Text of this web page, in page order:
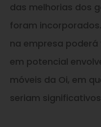
das melhorias dos
foram
na empresa
em potencial
móveis da Oi, em
seriam